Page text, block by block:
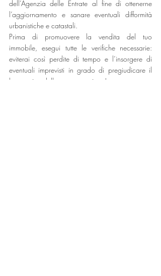
dell’Agenzia delle Entrate al fine di ottenerne
l’aggiornamento e sanare eventuali difformità
urbanistiche e catastali.
Prima di promuovere la vendita del tuo
immobile, esegui tutte le verifiche necessarie:
eviterai così perdite di tempo e l’insorgere di
eventuali imprevisti in grado di pregiudicare il
buon esiste della tua operazione!